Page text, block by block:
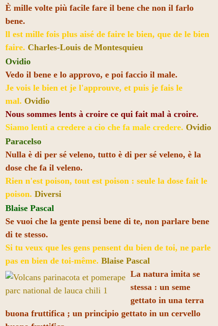
È mille volte più facile fare il bene che non il farlo
bene.
ll est mille fois plus aisé de faire le bien, que de le bien
faire. Charles-Louis de Montesquieu
Ovidio
Vedo il bene e lo approvo, e poi faccio il male.
Je vois le bien et je l'approuve, et puis je fais le
mal. Ovidio
Nous sommes lents à croire ce qui fait mal à croire.
Siamo lenti a credere a cio che fa male credere. Ovidio
Paracelso
Nulla è di per sé veleno, tutto è di per sé veleno, è la
dose che fa il veleno.
Rien n'est poison, tout est poison : seule la dose fait le
poison. Diversi
Blaise Pascal
Se vuoi che la gente pensi bene di te, non parlare bene
di te stesso.
Si tu veux que les gens pensent du bien de toi, ne parle
pas en bien de toi-même. Blaise Pascal
La natura imita se
stessa : un seme
gettato in una terra
buona fruttifica ; un principio gettato in un cervello